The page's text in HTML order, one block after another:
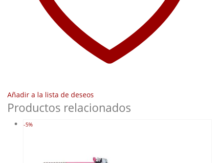
Añadir a la lista de deseos
Productos relacionados
-5%